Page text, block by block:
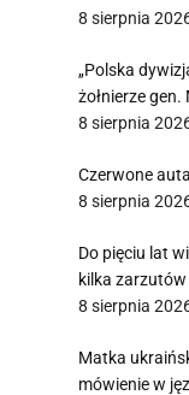
8 sierpnia
„Polska
żołnierze
8 sierpnia
Czerwone
8 sierpnia
Do pięciu lat
kilka zarzutów
8 sierpnia
Matka
mówienie w